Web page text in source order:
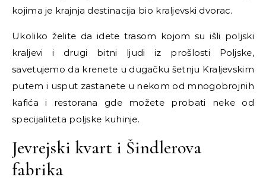
kojima je krajnja destinacija bio kraljevski dvorac.
Ukoliko želite da idete trasom kojom su išli poljski
kraljevi i drugi bitni ljudi iz prošlosti Poljske,
savetujemo da krenete u dugačku šetnju Kraljevskim
putem i usput zastanete u nekom od mnogobrojnih
kafića i restorana gde možete probati neke od
specijaliteta poljske kuhinje.
Jevrejski kvart i Šindlerova
fabrika